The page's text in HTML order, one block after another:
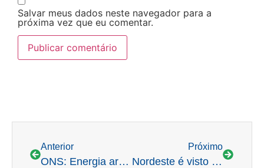
Salvar meus dados neste navegador para a
próxima vez que eu comentar.
Anterior
ONS: Energia armazenada do sudeste/ centro – oeste deve encerrar 2023 com índice de 64,6%
Próximo
Nordeste é visto como grande gerador e exportador de energia renovável